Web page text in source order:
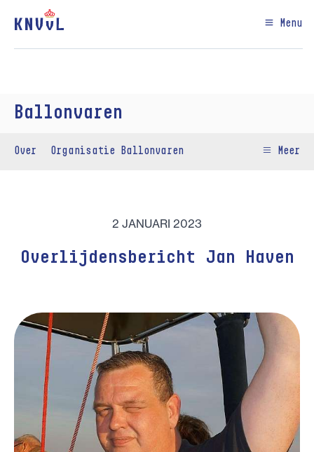
Menu
Ballonvaren
Over Organisatie Ballonvaren Meer
2 JANUARI 2023
Overlijdensbericht Jan Haven